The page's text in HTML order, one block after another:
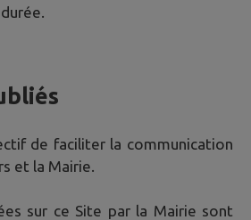
de faciliter la communication
et la Mairie.
sur ce Site par la Mairie sont